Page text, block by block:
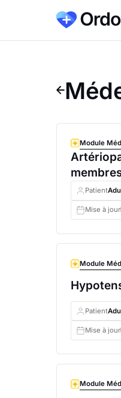
Module
Patient
Mise à jour
Module
Patient
Mise à jour
Module